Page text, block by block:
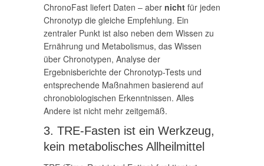
ChronoFast liefert Daten – aber nicht für jeden
Chronotyp die gleiche Empfehlung. Ein
zentraler Punkt ist also neben dem Wissen zu
Ernährung und Metabolismus, das Wissen
über Chronotypen, Analyse der
Ergebnisberichte der Chronotyp-Tests und
entsprechende Maßnahmen basierend auf
chronobiologischen Erkenntnissen. Alles
Andere ist nicht mehr zeitgemäß.
3. TRE-Fasten ist ein Werkzeug,
kein metabolisches Allheilmittel